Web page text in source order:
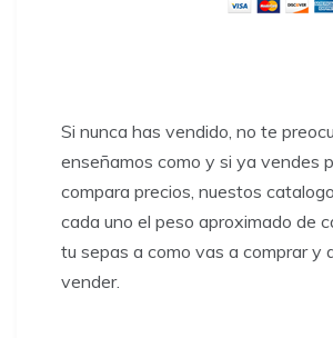
Si nunca has vendido, no te
enseñamos como y si ya vendes
compara precios, nuestos
cada uno el peso aproximado de
tu sepas a como vas a comprar y
vender.